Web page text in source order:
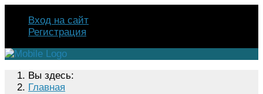
Вход на сайт
Регистрация
Вы здесь:
Главная